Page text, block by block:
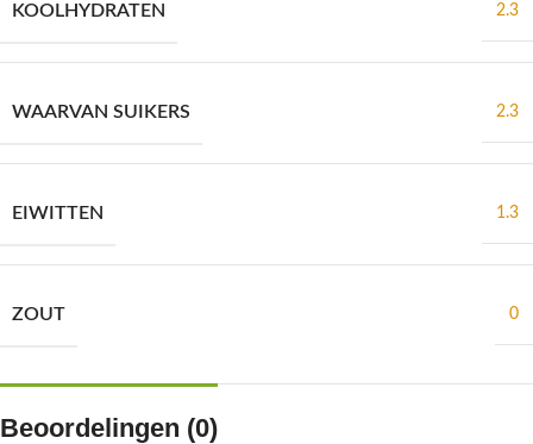
KOOLHYDRATEN 2.3
WAARVAN SUIKERS 2.3
EIWITTEN 1.3
ZOUT 0
Beoordelingen (0)